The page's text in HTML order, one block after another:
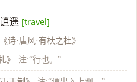
遥 [travel]
《诗·唐风·有杕之杜》
》 注:“行也。”